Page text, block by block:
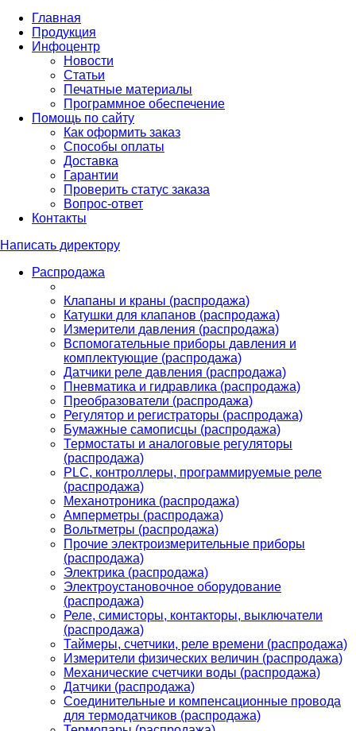
Главная
Продукция
Инфоцентр
Новости
Статьи
Печатные материалы
Программное обеспечение
Помощь по сайту
Как оформить заказ
Способы оплаты
Доставка
Гарантии
Проверить статус заказа
Вопрос-ответ
Контакты
Написать директору
Распродажа
Клапаны и краны (распродажа)
Катушки для клапанов (распродажа)
Измерители давления (распродажа)
Вспомогательные приборы давления и
комплектующие (распродажа)
Датчики реле давления (распродажа)
Пневматика и гидравлика (распродажа)
Преобразователи (распродажа)
Регулятор и регистраторы (распродажа)
Бумажные самописцы (распродажа)
Термостаты и аналоговые регуляторы
(распродажа)
PLС, контроллеры, программируемые реле
(распродажа)
Механотроника (распродажа)
Амперметры (распродажа)
Вольтметры (распродажа)
Прочие электроизмерительные приборы
(распродажа)
Электрика (распродажа)
Электроустановочное оборудование
(распродажа)
Реле, симисторы, контакторы, выключатели
(распродажа)
Таймеры, счетчики, реле времени (распродажа)
Измерители физических величин (распродажа)
Механические счетчики воды (распродажа)
Датчики (распродажа)
Соединительные и компенсационные провода
для термодатчиков (распродажа)